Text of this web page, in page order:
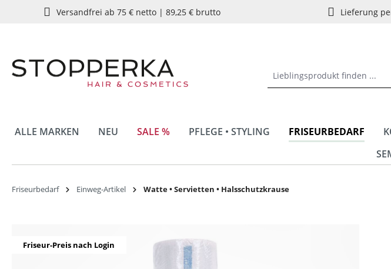
Zur Hauptnavigation springen
Versandfrei ab 75 € netto | 89,25 € brutto Lieferung
ALLE MARKEN NEU SALE % PFLEGE • STYLING FRISEURBEDARF
Friseurbedarf Einweg-Artikel Watte • Servietten • Halsschutzkrause
Friseur-Preis nach Login